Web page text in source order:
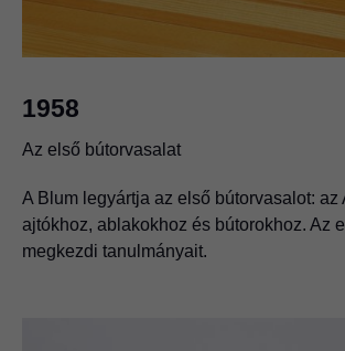
1958
Az első bútorvasalat
A Blum legyártja az első bútorvasalot: az
ajtókhoz, ablakokhoz és bútorokhoz. Az
megkezdi tanulmányait.